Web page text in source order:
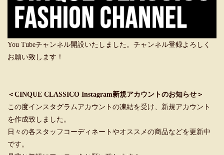
You Tubeチャンネル開設いたしました。チャンネル登録よろしく
お願い致します！
＜CINQUE CLASSICO Instagram新規アカウントのお知らせ＞
この度インスタグラムアカウントの凍結を受け、新規アカウント
を作成致しました。
日々の各スタッフコーディネートやオススメの商品などを更新中
です。